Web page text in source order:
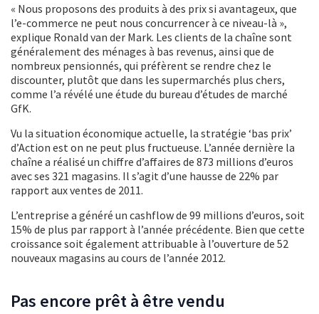
« Nous proposons des produits à des prix si avantageux, que
l’e-commerce ne peut nous concurrencer à ce niveau-là »,
explique Ronald van der Mark. Les clients de la chaîne sont
généralement des ménages à bas revenus, ainsi que de
nombreux pensionnés, qui préfèrent se rendre chez le
discounter, plutôt que dans les supermarchés plus chers,
comme l’a révélé une étude du bureau d’études de marché
GfK.
Vu la situation économique actuelle, la stratégie ‘bas prix’
d’Action est on ne peut plus fructueuse. L’année dernière la
chaîne a réalisé un chiffre d’affaires de 873 millions d’euros
avec ses 321 magasins. Il s’agit d’une hausse de 22% par
rapport aux ventes de 2011.
L’entreprise a généré un cashflow de 99 millions d’euros, soit
15% de plus par rapport à l’année précédente. Bien que cette
croissance soit également attribuable à l’ouverture de 52
nouveaux magasins au cours de l’année 2012.
Pas encore prêt à être vendu